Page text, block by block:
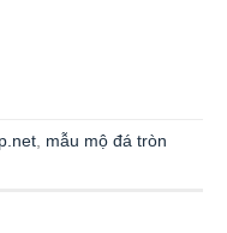
, mẫu mộ đá tròn